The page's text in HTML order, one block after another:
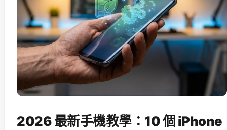
2026 最新手機教學：10 個 iPhone